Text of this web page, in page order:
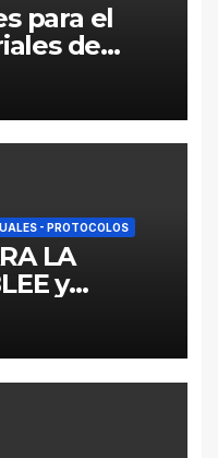
para el
de
en
CoV-2
- PROTOCOLOS
LA
y
EN